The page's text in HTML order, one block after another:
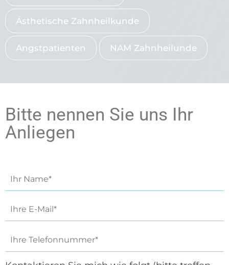
Ästhetische Zahnheilkunde
Angstpatienten NAM Zahnheilunde
Bitte nennen Sie uns Ihr
Anliegen